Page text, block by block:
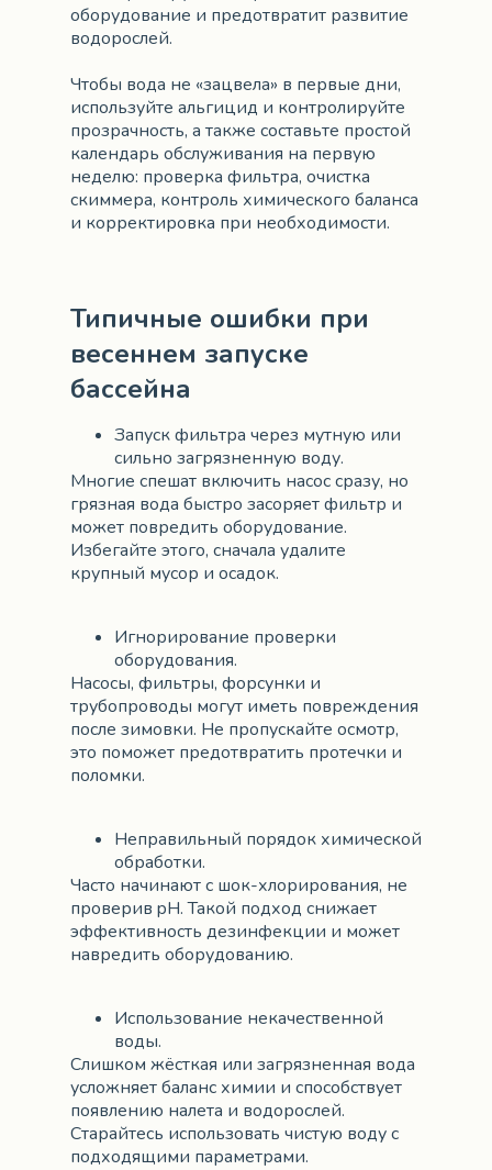
оборудование и предотвратит развитие
водорослей.
Чтобы вода не «зацвела» в первые дни,
используйте альгицид и контролируйте
прозрачность, а также составьте простой
календарь обслуживания на первую
неделю: проверка фильтра, очистка
скиммера, контроль химического баланса
и корректировка при необходимости.
Типичные ошибки при
весеннем запуске
бассейна
Запуск фильтра через мутную или
сильно загрязненную воду.
Многие спешат включить насос сразу, но
грязная вода быстро засоряет фильтр и
может повредить оборудование.
Избегайте этого, сначала удалите
крупный мусор и осадок.
Игнорирование проверки
оборудования.
Насосы, фильтры, форсунки и
трубопроводы могут иметь повреждения
после зимовки. Не пропускайте осмотр,
это поможет предотвратить протечки и
поломки.
Неправильный порядок химической
обработки.
Часто начинают с шок-хлорирования, не
проверив pH. Такой подход снижает
эффективность дезинфекции и может
навредить оборудованию.
Использование некачественной
воды.
Слишком жёсткая или загрязненная вода
усложняет баланс химии и способствует
появлению налета и водорослей.
Старайтесь использовать чистую воду с
подходящими параметрами.